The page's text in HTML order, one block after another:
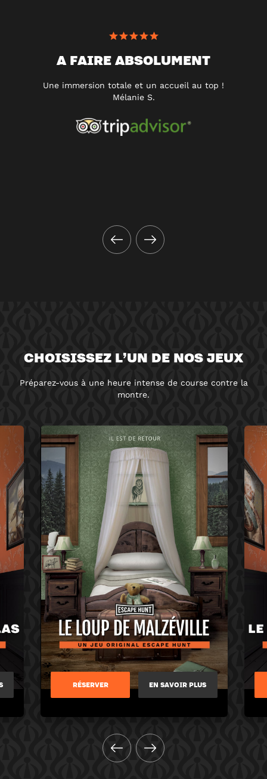
A FAIRE ABSOLUMENT
Une immersion totale et un accueil au top !
Mélanie S.
CHOISISSEZ L’UN DE NOS JEUX
Préparez-vous à une heure intense de course contre la
montre.
RÉSERVER EN SAVOIR PLUS